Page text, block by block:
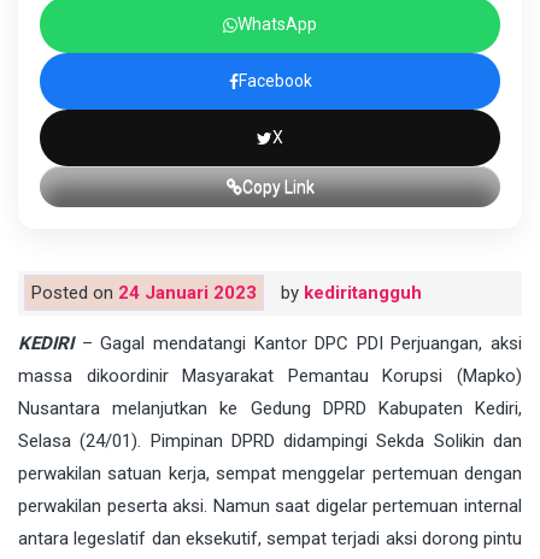
WhatsApp
Facebook
X
Copy Link
Posted on 24 Januari 2023 by kediritangguh
KEDIRI– Gagal mendatangi Kantor DPC PDI Perjuangan, aksi
massa dikoordinir Masyarakat Pemantau Korupsi (Mapko)
Nusantara melanjutkan ke Gedung DPRD Kabupaten Kediri,
Selasa (24/01). Pimpinan DPRD didampingi Sekda Solikin dan
perwakilan satuan kerja, sempat menggelar pertemuan dengan
perwakilan peserta aksi. Namun saat digelar pertemuan internal
antara legeslatif dan eksekutif, sempat terjadi aksi dorong pintu